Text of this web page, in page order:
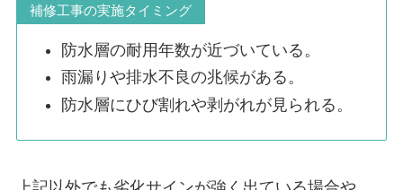
補修工事の実施タイミング
防水層の耐用年数が近づいている。
雨漏りや排水不良の兆候がある。
防水層にひび割れや剥がれが見られる。